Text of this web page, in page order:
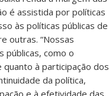
é assistida por políticas
às políticas públicas de
outras. “Nossas
públicas, como o
à participação dos
da política,